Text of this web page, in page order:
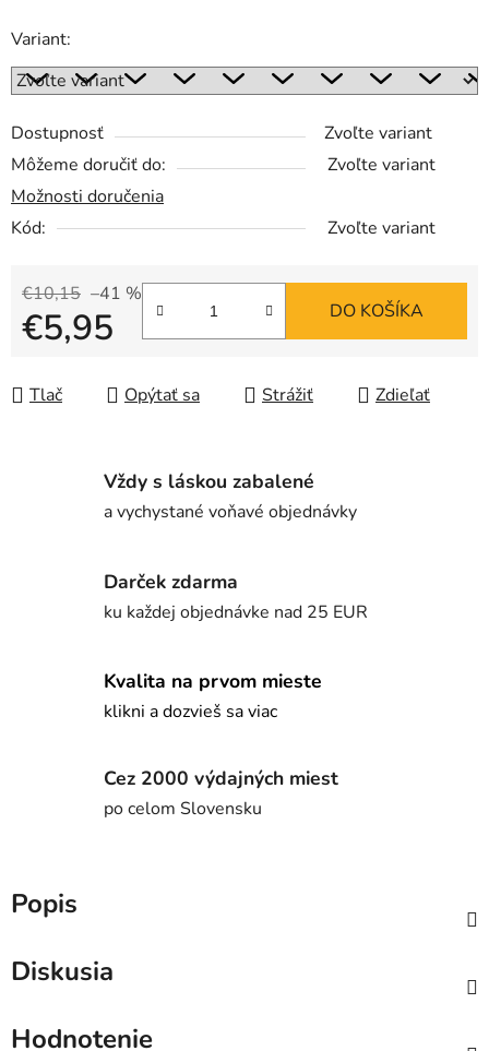
Variant:
Dostupnosť
Zvoľte variant
Môžeme doručiť do:
Zvoľte variant
Možnosti doručenia
Kód:
Zvoľte variant
€10,15 –41 %
€5,95 DO KOŠÍKA
Tlač Opýtať sa Strážiť Zdieľať
Vždy s láskou zabalené
a vychystané voňavé objednávky
Darček zdarma
ku každej objednávke nad 25 EUR
Kvalita na prvom mieste
klikni a dozvieš sa viac
Cez 2000 výdajných miest
po celom Slovensku
Popis
Diskusia
Hodnotenie